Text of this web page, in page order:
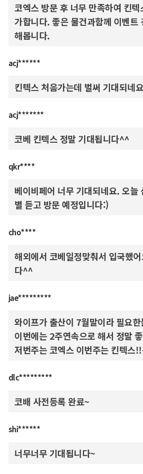
코엑스 방문 후 너무 만족하여 킨
가합니다. 좋은 물건과함께 이벤트
해봅니다.
acj******
킨텍스 처음가는데 벌써 기대되네
acj*******
코베 킨텍스 정말 기대됩니다^^
qkr****
베이비페어 너무 기대되네요. 오늘
별 듣고 방문 예정입니다:)
cho****
해외에서 코베일정맞춰서 입국했
다^^
jae*********
와이프가 출산이 7월말이라 필요
이번에는 2주연속으로 해서 정말
저번주는 코엑스 이번주는 킨텍스
dlc*********
코배 사전등록 완료~
shi******
너무너무 기대됩니다~